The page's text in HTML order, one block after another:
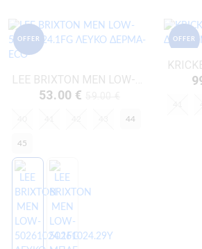
OFFER
LEE BRIXTON MEN LOW-50261024.1FG ΛΕΥΚΟ ΔΕΡΜΑ-ECO
53.00 €
44
45
OFFER